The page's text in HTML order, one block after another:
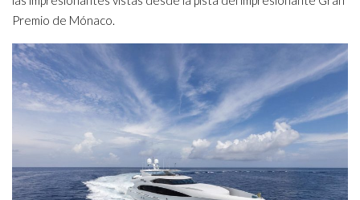
Premio de Mónaco.